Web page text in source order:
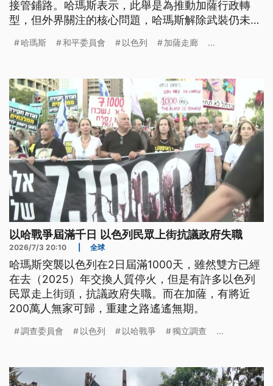
接管鋪路。哈瑪斯表示，此舉是為推動加薩行政轉
型，但外界關注的核心問題，哈瑪斯解除武裝仍未有
他武裝組織，必須全面解除武裝。
哈瑪斯 和平委員會 以色列 加薩走廊 ...
以哈戰爭屆滿千日 以色列民眾上街抗議政府失職
2026/7/3 20:10 全球
哈瑪斯突襲以色列在2日屆滿1000天，雖然雙方已經
在去（2025）年交換人質停火，但是有許多以色列
民眾走上街頭，抗議政府失職。而在加薩，有將近
200萬人無家可歸，重建之路遙遙無期。
調查委員會 以色列 以哈戰爭 獨立調查 ...